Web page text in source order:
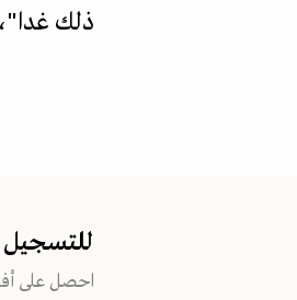
ذلك
للتسجيل
احصل على